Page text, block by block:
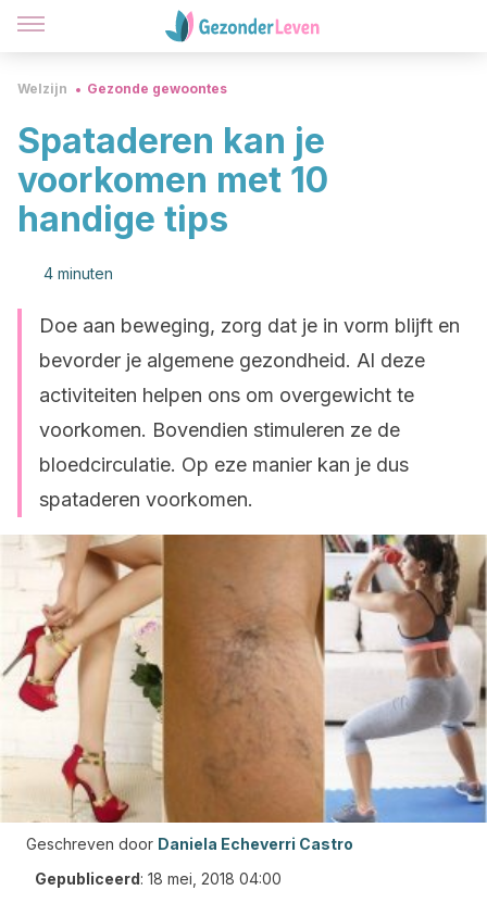
Welzijn Gezonde gewoontes
Spataderen kan je
voorkomen met 10
handige tips
4 minuten
Doe aan beweging, zorg dat je in vorm blijft en
bevorder je algemene gezondheid. Al deze
activiteiten helpen ons om overgewicht te
voorkomen. Bovendien stimuleren ze de
bloedcirculatie. Op eze manier kan je dus
spataderen voorkomen.
Geschreven door Daniela Echeverri Castro
Gepubliceerd: 18 mei, 2018 04:00